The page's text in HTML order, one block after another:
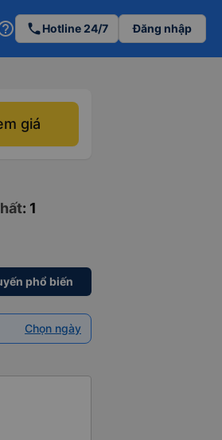
phoneHotline 24/7 Đăng nhập
giá
: 1
phổ biến
Chọn ngày